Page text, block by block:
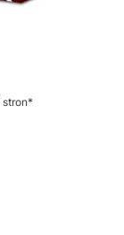
stron*